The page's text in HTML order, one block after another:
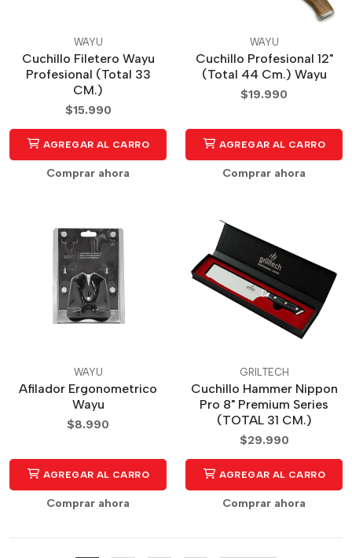
WAYU
Cuchillo Filetero Wayu
Profesional (Total 33
CM.)
$15.990
AGREGAR AL CARRO
Comprar ahora
WAYU
Cuchillo Profesional 12"
(Total 44 Cm.) Wayu
$19.990
AGREGAR AL CARRO
Comprar ahora
WAYU
Afilador Ergonometrico
Wayu
$8.990
AGREGAR AL CARRO
Comprar ahora
GRILTECH
Cuchillo Hammer Nippon
Pro 8" Premium Series
(TOTAL 31 CM.)
$29.990
AGREGAR AL CARRO
Comprar ahora